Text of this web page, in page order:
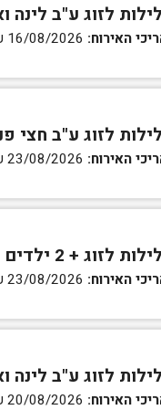
האירוח:
האירוח:
האירוח:
האירוח: